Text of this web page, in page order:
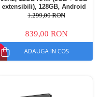
extensibili), 128GB, Android
16, Unisoc T7250, 8300mAh,
SIM
1.299,00 RON
839,00 RON
ADAUGA IN COS